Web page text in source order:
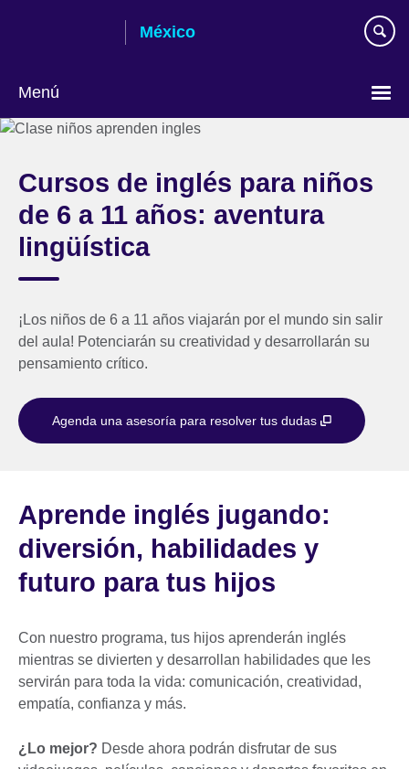
México
Menú
Choose
language
Cursos de inglés para niños
de 6 a 11 años: aventura
lingüística
¡Los niños de 6 a 11 años viajarán por el mundo sin salir
del aula! Potenciarán su creatividad y desarrollarán su
pensamiento crítico.
Agenda una asesoría para resolver tus dudas
Aprende inglés jugando:
diversión, habilidades y
futuro para tus hijos
Con nuestro programa, tus hijos aprenderán inglés
mientras se divierten y desarrollan habilidades que les
servirán para toda la vida: comunicación, creatividad,
empatía, confianza y más.
¿Lo mejor? Desde ahora podrán disfrutar de sus